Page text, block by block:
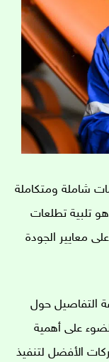
شاملة ومتكاملة
تلبية تطلعات
معايير الجودة
التفاصيل حول
على أهمية
الأفضل لتنفيذ